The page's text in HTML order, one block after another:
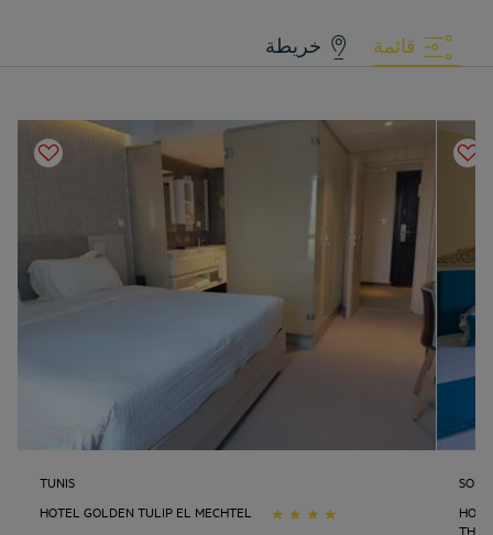
قائمة خريطة
TUNIS
HOTEL GOLDEN TULIP EL MECHTEL